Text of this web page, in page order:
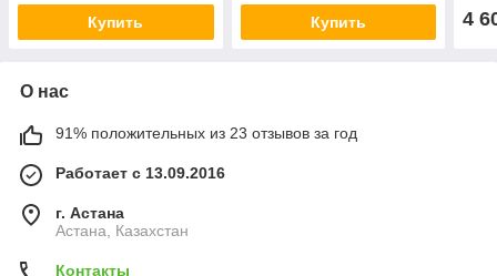
Купить Купить 4
О нас
91% положительных из 23 отзывов за год
Работает с 13.09.2016
г. Астана
Астана, Казахстан
Контакты